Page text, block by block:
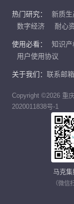
热门研究： 新质生
数字经济
耐心
使用必看： 知识产
用户使用协议
关于我们： 联系邮
Copyright ©2026 重
2020011838号-1
马克集
（微信